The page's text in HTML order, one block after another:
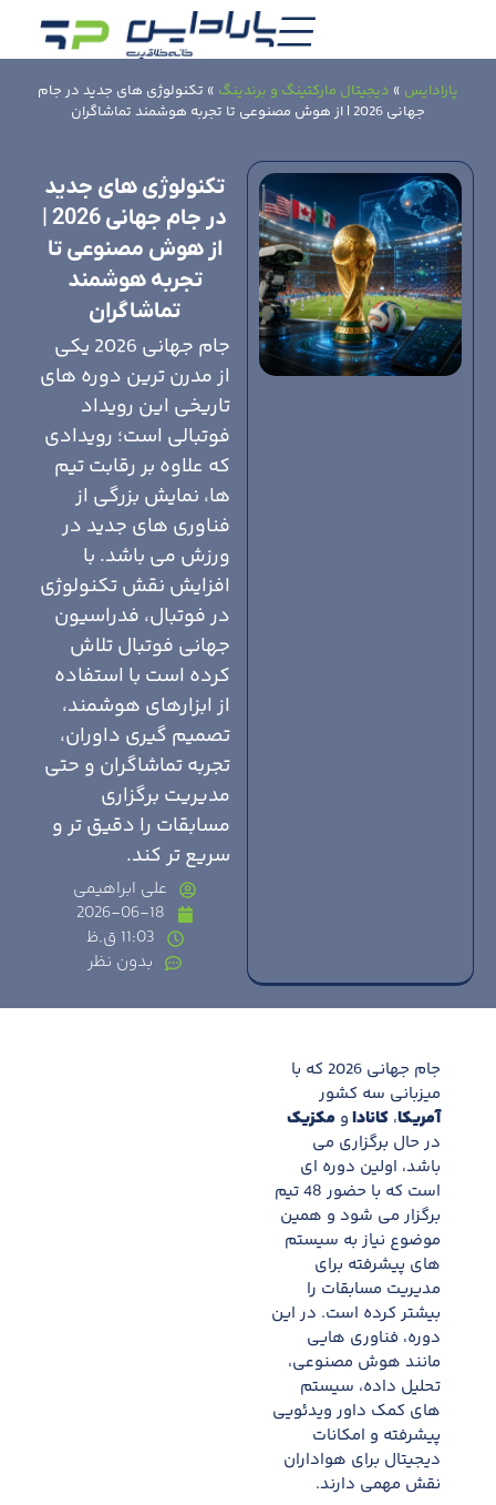
پارادایس » دیجیتال مارکتینگ و برندینگ » تکنولوژی های جدید در جام
جهانی 2026 | از هوش مصنوعی تا تجربه هوشمند تماشاگران
تکنولوژی های جدید
در جام جهانی 2026 |
از هوش مصنوعی تا
تجربه هوشمند
تماشاگران
جام جهانی 2026 یکی
از مدرن ترین دوره های
تاریخی این رویداد
فوتبالی است؛ رویدادی
که علاوه بر رقابت تیم
ها، نمایش بزرگی از
فناوری های جدید در
ورزش می باشد. با
افزایش نقش تکنولوژی
در فوتبال، فدراسیون
جهانی فوتبال تلاش
کرده است با استفاده
از ابزارهای هوشمند،
تصمیم گیری داوران،
تجربه تماشاگران و حتی
مدیریت برگزاری
مسابقات را دقیق تر و
سریع تر کند.
علی ابراهیمی
2026-06-18
11:03 ق.ظ
بدون نظر
جام جهانی 2026 که با
میزبانی سه کشور
آمریکا، کاناداو مکزیک
در حال برگزاری می
باشد، اولین دوره ای
است که با حضور 48 تیم
برگزار می شود و همین
موضوع نیاز به سیستم
های پیشرفته برای
مدیریت مسابقات را
بیشتر کرده است. در این
دوره، فناوری هایی
مانند هوش مصنوعی،
تحلیل داده، سیستم
های کمک داور ویدئویی
پیشرفته و امکانات
دیجیتال برای هواداران
نقش مهمی دارند.